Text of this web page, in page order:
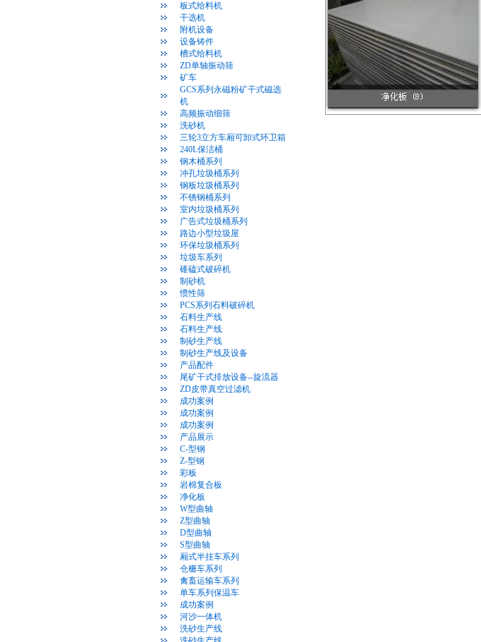
板式给料机
干选机
附机设备
设备铸件
槽式给料机
ZD单轴振动筛
矿车
GCS系列永磁粉矿干式磁选
机
高频振动细筛
洗砂机
三轮3立方车厢可卸式环卫箱
240L保洁桶
钢木桶系列
冲孔垃圾桶系列
钢板垃圾桶系列
不锈钢桶系列
室内垃圾桶系列
广告式垃圾桶系列
路边小型垃圾屋
环保垃圾桶系列
垃圾车系列
碓磕式破碎机
制砂机
惯性筛
PCS系列石料破碎机
石料生产线
石料生产线
制砂生产线
制砂生产线及设备
产品配件
尾矿干式排放设备--旋流器
ZD皮带真空过滤机
成功案例
成功案例
成功案例
产品展示
C-型钢
Z-型钢
彩板
岩棉复合板
净化板
W型曲轴
Z型曲轴
D型曲轴
S型曲轴
厢式半挂车系列
仓栅车系列
禽畜运输车系列
单车系列保温车
成功案例
河沙一体机
洗砂生产线